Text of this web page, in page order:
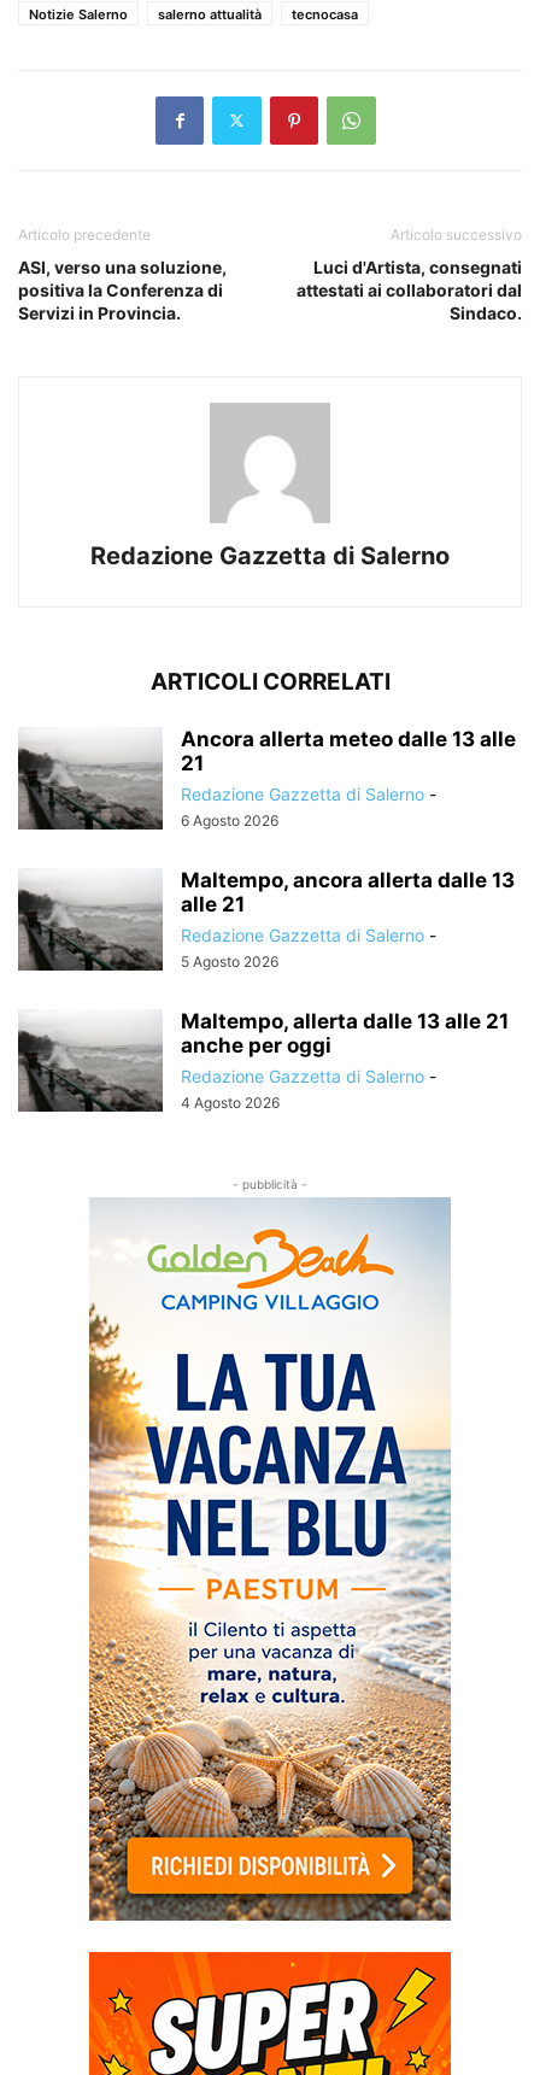
Notizie Salerno salerno attualità tecnocasa
Articolo precedente
ASI, verso una soluzione,
positiva la Conferenza di
Servizi in Provincia.
Articolo successivo
Luci d'Artista, consegnati
attestati ai collaboratori dal
Sindaco.
Redazione Gazzetta di Salerno
ARTICOLI CORRELATI
Ancora allerta meteo dalle 13 alle
21
Redazione Gazzetta di Salerno -
6 Agosto 2026
Maltempo, ancora allerta dalle 13
alle 21
Redazione Gazzetta di Salerno -
5 Agosto 2026
Maltempo, allerta dalle 13 alle 21
anche per oggi
Redazione Gazzetta di Salerno -
4 Agosto 2026
- pubblicità -